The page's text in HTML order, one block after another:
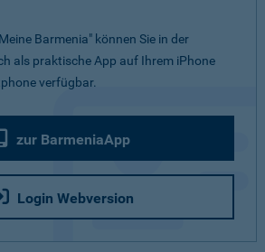
Barmenia" können Sie in der
als praktische App auf Ihrem iPhone
verfügbar.
zur BarmeniaApp
Login Webversion